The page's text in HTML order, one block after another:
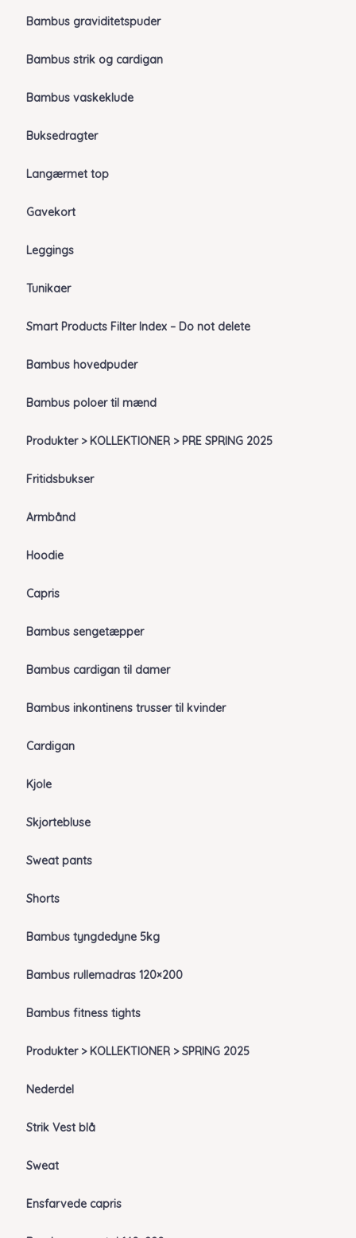
Bambus graviditetspuder
Bambus strik og cardigan
Bambus vaskeklude
Buksedragter
Langærmet top
Gavekort
Leggings
Tunikaer
Smart Products Filter Index – Do not delete
Bambus hovedpuder
Bambus poloer til mænd
Produkter > KOLLEKTIONER > PRE SPRING 2025
Fritidsbukser
Armbånd
Hoodie
Capris
Bambus sengetæpper
Bambus cardigan til damer
Bambus inkontinens trusser til kvinder
Cardigan
Kjole
Skjortebluse
Sweat pants
Shorts
Bambus tyngdedyne 5kg
Bambus rullemadras 120×200
Bambus fitness tights
Produkter > KOLLEKTIONER > SPRING 2025
Nederdel
Strik Vest blå
Sweat
Ensfarvede capris